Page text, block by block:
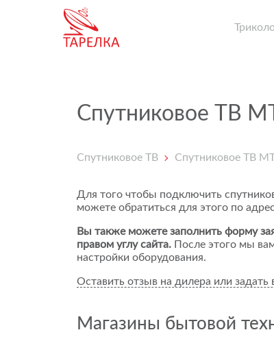
Спутниковое ТВ
Спутниковое ТВ Спутниковое ТВ
Для того чтобы подключить
можете обратиться для этого по
Вы также можете заполнить форму
правом углу сайта. После этого мы
настройки оборудования.
Оставить отзыв на дилера или задать
Магазины бытовой